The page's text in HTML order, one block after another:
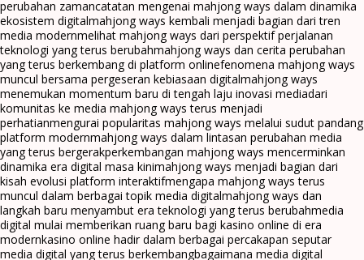
perubahan zamancatatan mengenai mahjong ways dalam dinamika
ekosistem digitalmahjong ways kembali menjadi bagian dari tren
media modernmelihat mahjong ways dari perspektif perjalanan
teknologi yang terus berubahmahjong ways dan cerita perubahan
yang terus berkembang di platform onlinefenomena mahjong ways
muncul bersama pergeseran kebiasaan digitalmahjong ways
menemukan momentum baru di tengah laju inovasi mediadari
komunitas ke media mahjong ways terus menjadi
perhatianmengurai popularitas mahjong ways melalui sudut pandang
platform modernmahjong ways dalam lintasan perubahan media
yang terus bergerakperkembangan mahjong ways mencerminkan
dinamika era digital masa kinimahjong ways menjadi bagian dari
kisah evolusi platform interaktifmengapa mahjong ways terus
muncul dalam berbagai topik media digitalmahjong ways dan
langkah baru menyambut era teknologi yang terus berubahmedia
digital mulai memberikan ruang baru bagi kasino online di era
modernkasino online hadir dalam berbagai percakapan seputar
media digital yang terus berkembangbagaimana media digital